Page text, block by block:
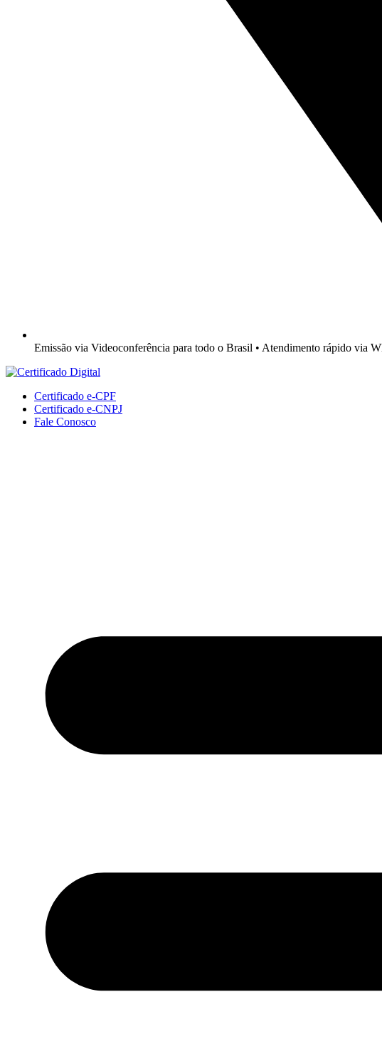
Emissão via Videoconferência para todo o Brasil • Atendimento rápido via
Certificado e-CPF
Certificado e-CNPJ
Fale Conosco